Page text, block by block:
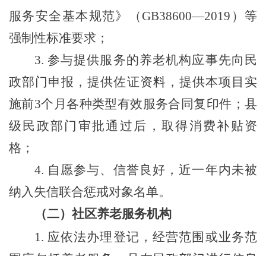
服务安全基本规范》
（ GB38600—2019 ）等
强制性标准要求；
3. 参与提供服务的养老机构应事先向民
政部门申报，提供佐证资料，提供本项目实
施前3个月各种类型有效服务合同复印件；县
级民政部门审批通过后，取得消费补贴资
格；
4. 自愿参与、信誉良好，近一年内未被
纳入失信联合惩戒对象名单。
（二） 社区养老服务机构
1. 应依法办理登记，经营范围或业务范